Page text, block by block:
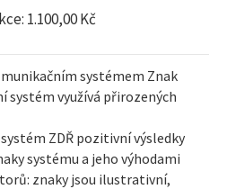
1.100,00 Kč
systémem Znak
systém využívá přirozených
ZDŘ pozitivní výsledky
systému a jeho výhodami
znaky jsou ilustrativní,